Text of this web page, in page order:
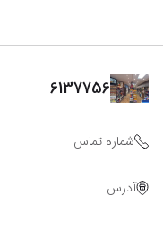
6137756
شماره تماس
آدرس